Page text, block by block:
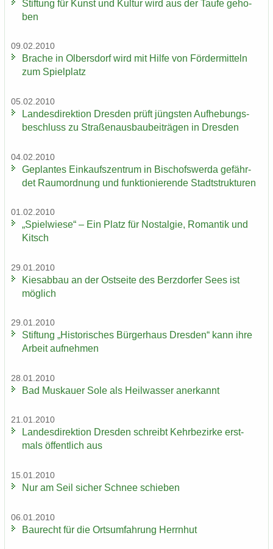
Stif­tung für Kunst und Kul­tur wird aus der Taufe ge­ho­
ben
09.02.2010
Bra­che in Ol­bers­dorf wird mit Hilfe von För­der­mit­teln
zum Spiel­platz
05.02.2010
Lan­des­di­rek­ti­on Dres­den prüft jüngs­ten Auf­he­bungs­
be­schluss zu Stra­ßen­aus­bau­bei­trä­gen in Dres­den
04.02.2010
Ge­plan­tes Ein­kaufs­zen­trum in Bi­schofs­wer­da ge­fähr­
det Raum­ord­nung und funk­tio­nie­ren­de Stadt­struk­tu­ren
01.02.2010
„Spiel­wie­se“ – Ein Platz für Nost­al­gie, Ro­man­tik und
Kitsch
29.01.2010
Kies­ab­bau an der Ost­sei­te des Berz­dor­fer Sees ist
mög­lich
29.01.2010
Stif­tung „His­to­ri­sches Bür­ger­haus Dres­den“ kann ihre
Ar­beit auf­neh­men
28.01.2010
Bad Mus­kau­er Sole als Heil­was­ser an­er­kannt
21.01.2010
Lan­des­di­rek­ti­on Dres­den schreibt Kehr­be­zir­ke erst­
mals öf­fent­lich aus
15.01.2010
Nur am Seil si­cher Schnee schie­ben
06.01.2010
Bau­recht für die Orts­um­fah­rung Herrn­hut